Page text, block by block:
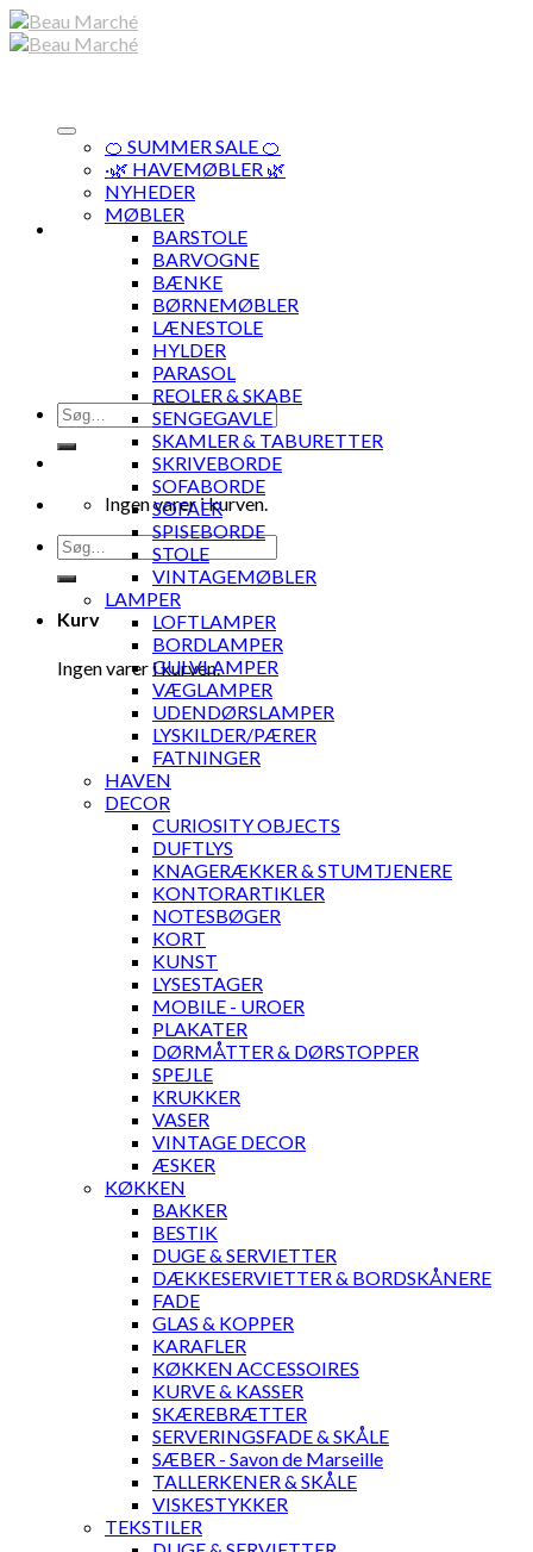
Skip
to
Søg
efter:
Ingen varer i kurven.
Søg
efter:
Kurv
Ingen varer i kurven.
🍊 SUMMER SALE 🍊
·🌿 HAVEMØBLER 🌿
NYHEDER
MØBLER
BARSTOLE
BARVOGNE
BÆNKE
BØRNEMØBLER
LÆNESTOLE
HYLDER
PARASOL
REOLER & SKABE
SENGEGAVLE
SKAMLER & TABURETTER
SKRIVEBORDE
SOFABORDE
SOFAER
SPISEBORDE
STOLE
VINTAGEMØBLER
LAMPER
LOFTLAMPER
BORDLAMPER
GULVLAMPER
VÆGLAMPER
UDENDØRSLAMPER
LYSKILDER/PÆRER
FATNINGER
HAVEN
DECOR
CURIOSITY OBJECTS
DUFTLYS
KNAGERÆKKER & STUMTJENERE
KONTORARTIKLER
NOTESBØGER
KORT
KUNST
LYSESTAGER
MOBILE - UROER
PLAKATER
DØRMÅTTER & DØRSTOPPER
SPEJLE
KRUKKER
VASER
VINTAGE DECOR
ÆSKER
KØKKEN
BAKKER
BESTIK
DUGE & SERVIETTER
DÆKKESERVIETTER & BORDSKÅNERE
FADE
GLAS & KOPPER
KARAFLER
KØKKEN ACCESSOIRES
KURVE & KASSER
SKÆREBRÆTTER
SERVERINGSFADE & SKÅLE
SÆBER - Savon de Marseille
TALLERKENER & SKÅLE
VISKESTYKKER
TEKSTILER